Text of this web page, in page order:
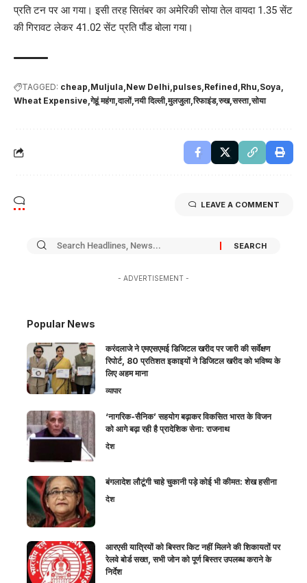
प्रति टन पर आ गया। इसी तरह सितंबर का अमेरिकी सोया तेल वायदा 1.35 सेंट
की गिरावट लेकर 41.02 सेंट प्रति पौंड बोला गया।
TAGGED: cheap Muljula New Delhi pulses Refined Rhu Soya
Wheat Expensive गेहूं महंगा दालों नयी दिल्ली मुलजुला रिफाइंड रुख सस्ता सोया
LEAVE A COMMENT
- ADVERTISEMENT -
Popular News
करंदलाजे ने एमएसएमई डिजिटल खरीद पर जारी की सर्वेक्षण
रिपोर्ट, 80 प्रतिशत इकाइयों ने डिजिटल खरीद को भविष्य के
लिए अहम माना
व्यापार
‘नागरिक-सैनिक’ सहयोग बढ़ाकर विकसित भारत के विजन
को आगे बढ़ा रही है प्रादेशिक सेना: राजनाथ
देश
बंगलादेश लौटूंगी चाहे चुकानी पड़े कोई भी कीमत: शेख हसीना
देश
आरएसी यात्रियों को बिस्तर किट नहीं मिलने की शिकायतों पर
रेलवे बोर्ड सख्त, सभी जोन को पूर्ण बिस्तर उपलब्ध कराने के
निर्देश